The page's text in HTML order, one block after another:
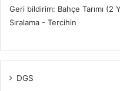
Geri bildirim: Bahçe Tarımı (2
Sıralama - Tercihin
DGS